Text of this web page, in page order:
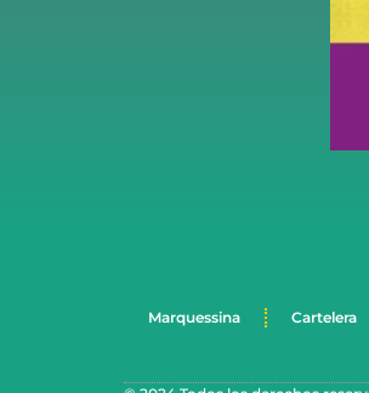
Marquessina Cartelera